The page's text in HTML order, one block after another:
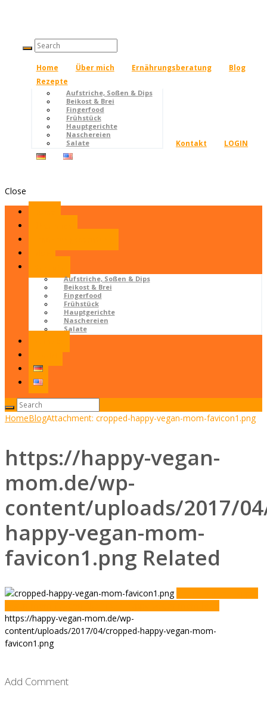
Home Über mich Ernährungsberatung
Blog
Rezepte
Aufstriche, Soßen & Dips
Beikost & Brei
Fingerfood
Frühstück
Hauptgerichte
Naschereien
Salate
Kontakt LOGIN
Close
Aufstriche, Soßen & Dips
Beikost & Brei
Fingerfood
Frühstück
Hauptgerichte
Naschereien
Salate
HomeBlogAttachment: cropped-happy-vegan-mom-favicon1.png
https://happy-vegan-
mom.de/wp-
content/uploads/2017/
happy-vegan-mom-
favicon1.png Related
https://happy-vegan-mom.de/wp-
content/uploads/2017/04/cropped-happy-vegan-mom-
favicon1.png
Add Comment